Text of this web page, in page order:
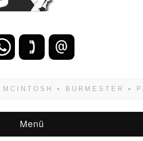
Und noch was: Hifi
Menü